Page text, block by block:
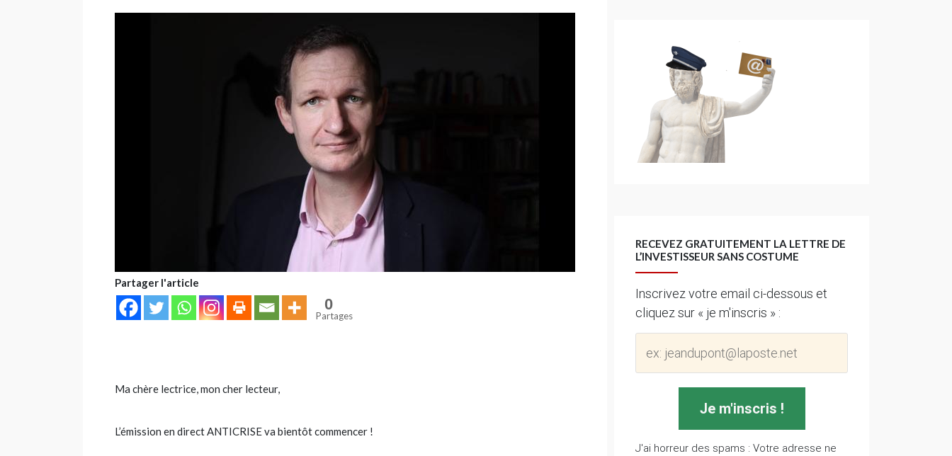
Partager l'article
0
Partages
Ma chère lectrice, mon cher lecteur,
L’émission en direct ANTICRISE va bientôt commencer !
RECEVEZ GRATUITEMENT LA LETTRE DE
L’INVESTISSEUR SANS COSTUME
Inscrivez votre email ci-dessous et
cliquez sur « je m'inscris » :
J'ai horreur des spams : Votre adresse ne